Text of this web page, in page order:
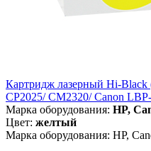
Картридж лазерный Hi-
CP2025/ CM2320/ Canon
Марка оборудования: HP,
Цвет: желтый
Марка оборудования: HP,